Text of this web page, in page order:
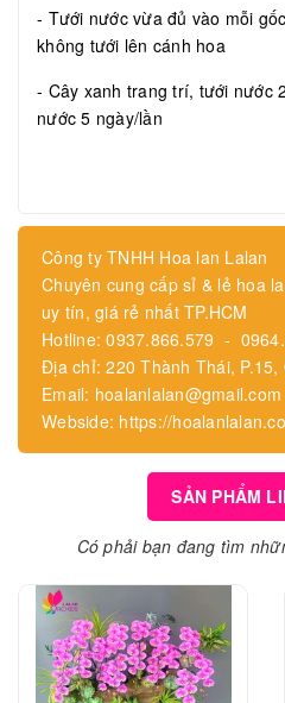
- Tưới nước vừa đủ vào mỗi
không tưới lên cánh hoa
- Cây xanh trang trí, tưới nước
nước 5 ngày/lần
Công ty TNHH Hoa lan Lalan
Chuyên cung cấp sỉ & lẻ hoa
uy tín, giá rẻ nhất TP.HCM
Hotline: 0937.866.579 -
Địa chỉ: 220 Thành Thái, P.15,
Email: hoalanlalan@gmail.com
Webside: https://
SẢN PHẨM
Có phải bạn đang tìm